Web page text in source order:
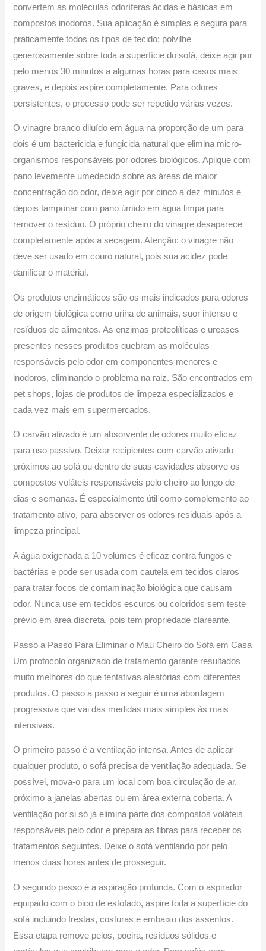
convertem as moléculas odoríferas ácidas e básicas em
compostos inodoros. Sua aplicação é simples e segura para
praticamente todos os tipos de tecido: polvilhe
generosamente sobre toda a superfície do sofá, deixe agir por
pelo menos 30 minutos a algumas horas para casos mais
graves, e depois aspire completamente. Para odores
persistentes, o processo pode ser repetido várias vezes.
O vinagre branco diluído em água na proporção de um para
dois é um bactericida e fungicida natural que elimina micro-
organismos responsáveis por odores biológicos. Aplique com
pano levemente umedecido sobre as áreas de maior
concentração do odor, deixe agir por cinco a dez minutos e
depois tamponar com pano úmido em água limpa para
remover o resíduo. O próprio cheiro do vinagre desaparece
completamente após a secagem. Atenção: o vinagre não
deve ser usado em couro natural, pois sua acidez pode
danificar o material.
Os produtos enzimáticos são os mais indicados para odores
de origem biológica como urina de animais, suor intenso e
resíduos de alimentos. As enzimas proteolíticas e ureases
presentes nesses produtos quebram as moléculas
responsáveis pelo odor em componentes menores e
inodoros, eliminando o problema na raiz. São encontrados em
pet shops, lojas de produtos de limpeza especializados e
cada vez mais em supermercados.
O carvão ativado é um absorvente de odores muito eficaz
para uso passivo. Deixar recipientes com carvão ativado
próximos ao sofá ou dentro de suas cavidades absorve os
compostos voláteis responsáveis pelo cheiro ao longo de
dias e semanas. É especialmente útil como complemento ao
tratamento ativo, para absorver os odores residuais após a
limpeza principal.
A água oxigenada a 10 volumes é eficaz contra fungos e
bactérias e pode ser usada com cautela em tecidos claros
para tratar focos de contaminação biológica que causam
odor. Nunca use em tecidos escuros ou coloridos sem teste
prévio em área discreta, pois tem propriedade clareante.
Passo a Passo Para Eliminar o Mau Cheiro do Sofá em Casa
Um protocolo organizado de tratamento garante resultados
muito melhores do que tentativas aleatórias com diferentes
produtos. O passo a passo a seguir é uma abordagem
progressiva que vai das medidas mais simples às mais
intensivas.
O primeiro passo é a ventilação intensa. Antes de aplicar
qualquer produto, o sofá precisa de ventilação adequada. Se
possível, mova-o para um local com boa circulação de ar,
próximo a janelas abertas ou em área externa coberta. A
ventilação por si só já elimina parte dos compostos voláteis
responsáveis pelo odor e prepara as fibras para receber os
tratamentos seguintes. Deixe o sofá ventilando por pelo
menos duas horas antes de prosseguir.
O segundo passo é a aspiração profunda. Com o aspirador
equipado com o bico de estofado, aspire toda a superfície do
sofá incluindo frestas, costuras e embaixo dos assentos.
Essa etapa remove pelos, poeira, resíduos sólidos e